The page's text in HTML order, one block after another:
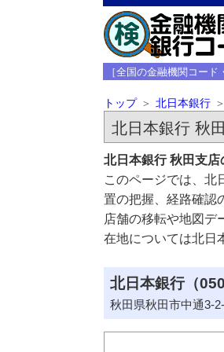
［全国の金融機関コー
トップ 北日本銀行
北日本銀行 秋
北日本銀行 秋田支店
このページでは、北
置の把握、経路確認
店舗の移転や地図デ
在地については北日
北日本銀行（
秋田県秋田市中通3-